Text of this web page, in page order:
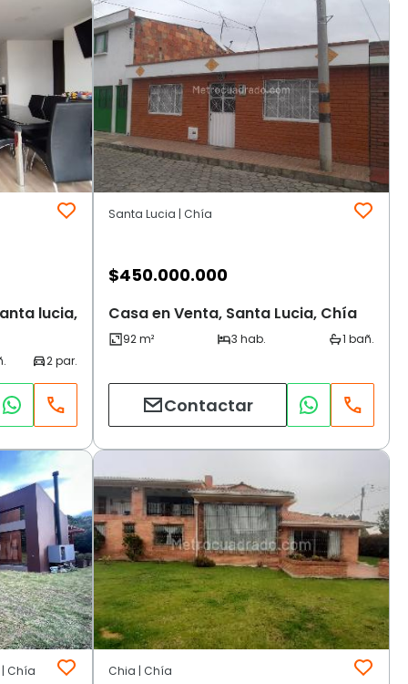
lucia,
Santa Lucia | Chía
$450.000.000
Casa en Venta, Santa Lucia, Chía
Contactar
Chía Chia | Chía